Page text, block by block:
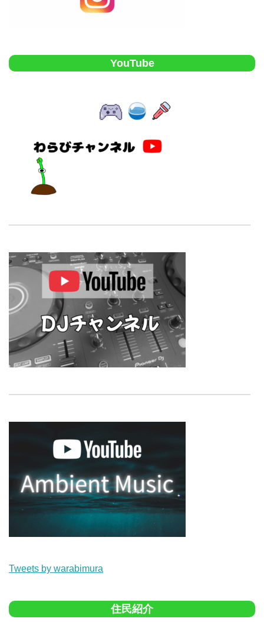
YouTube
Tweets by warabimura
住民紹介